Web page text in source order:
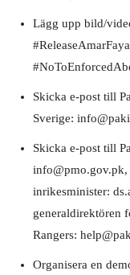
Lägg upp bild/
Skicka e-post till
Sverige:
Skicka e-post till
info@pmo.gov.pk,
inrikesminister:
generaldirektören
Rangers:
Organisera en